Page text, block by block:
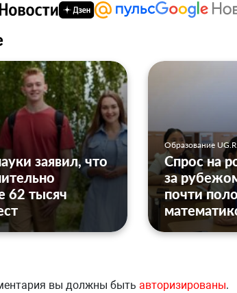
заявил, что
62 тысяч
Образование
Спрос на
за
почти
вы должны быть авторизированы.